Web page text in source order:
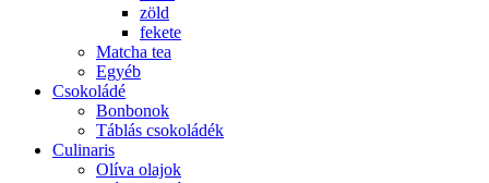
zöld
fekete
Matcha tea
Egyéb
Csokoládé
Bonbonok
Táblás csokoládék
Culinaris
Olíva olajok